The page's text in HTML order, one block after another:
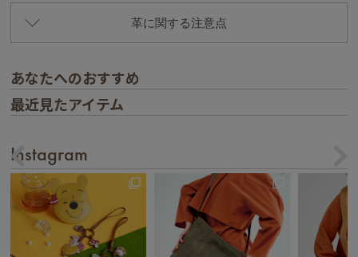
革に関する注意点
あなたへのおすすめ
最近見たアイテム
Instagram